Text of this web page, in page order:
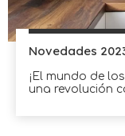
¡El mundo de
una revolución